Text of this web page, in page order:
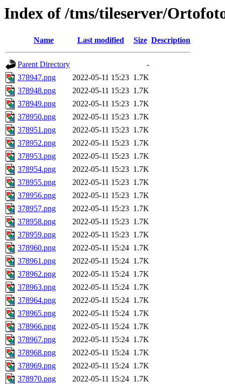
Index of /tms/tileserver/
Name Last modified Size Description
Parent Directory
-
378947.png
2022-05-11 15:23 1.7K
378948.png
2022-05-11 15:23 1.7K
378949.png
2022-05-11 15:23 1.7K
378950.png
2022-05-11 15:23 1.7K
378951.png
2022-05-11 15:23 1.7K
378952.png
2022-05-11 15:23 1.7K
378953.png
2022-05-11 15:23 1.7K
378954.png
2022-05-11 15:23 1.7K
378955.png
2022-05-11 15:23 1.7K
378956.png
2022-05-11 15:23 1.7K
378957.png
2022-05-11 15:23 1.7K
378958.png
2022-05-11 15:23 1.7K
378959.png
2022-05-11 15:23 1.7K
378960.png
2022-05-11 15:24 1.7K
378961.png
2022-05-11 15:24 1.7K
378962.png
2022-05-11 15:24 1.7K
378963.png
2022-05-11 15:24 1.7K
378964.png
2022-05-11 15:24 1.7K
378965.png
2022-05-11 15:24 1.7K
378966.png
2022-05-11 15:24 1.7K
378967.png
2022-05-11 15:24 1.7K
378968.png
2022-05-11 15:24 1.7K
378969.png
2022-05-11 15:24 1.7K
378970.png
2022-05-11 15:24 1.7K